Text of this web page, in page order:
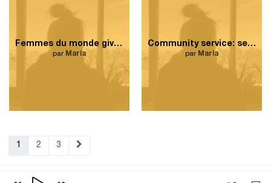
Femmes du monde gives me a lot of freedom to express myself.
par Maria
Community service: second parent
par Maria
1 2 3